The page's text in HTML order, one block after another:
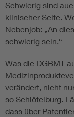
Schwierig sind
klinischer Seite.
Nebenjob: „An
schwierig sein.“
Was die DGBMT
verändert, nicht
so Schlötelburg.
dass über